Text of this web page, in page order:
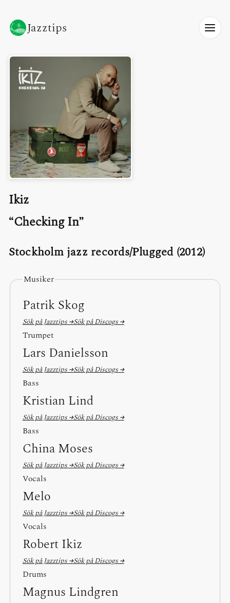
Jazztips
Ikiz
Checking In
Stockholm jazz records/Plugged (2012)
Musiker
Patrik Skog
Sök på Jazztips →Sök på Discogs →
Trumpet
Lars Danielsson
Sök på Jazztips →Sök på Discogs →
Bass
Kristian Lind
Sök på Jazztips →Sök på Discogs →
Bass
China Moses
Sök på Jazztips →Sök på Discogs →
Vocals
Melo
Sök på Jazztips →Sök på Discogs →
Vocals
Robert Ikiz
Sök på Jazztips →Sök på Discogs →
Drums
Magnus Lindgren